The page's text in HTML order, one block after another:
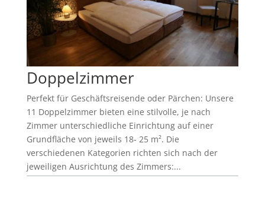
Doppelzimmer
Perfekt für Geschäftsreisende oder Pärchen: Unsere
11 Doppelzimmer bieten eine stilvolle, je nach
Zimmer unterschiedliche Einrichtung auf einer
Grundfläche von jeweils 18- 25 m². Die
verschiedenen Kategorien richten sich nach der
jeweiligen Ausrichtung des Zimmers:...